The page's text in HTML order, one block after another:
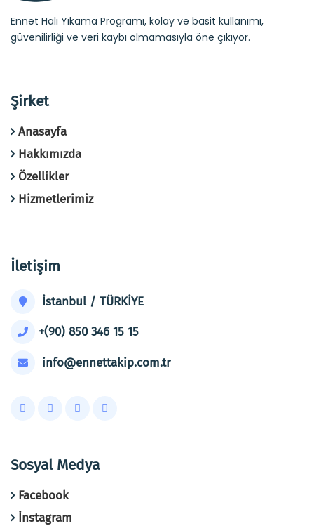
Ennet Halı Yıkama Programı, kolay ve basit kullanımı,
güvenilirliği ve veri kaybı olmamasıyla öne çıkıyor.
Şirket
Anasayfa
Hakkımızda
Özellikler
Hizmetlerimiz
İletişim
İstanbul / TÜRKİYE
+(90) 850 346 15 15
info@ennettakip.com.tr
Sosyal Medya
Facebook
İnstagram